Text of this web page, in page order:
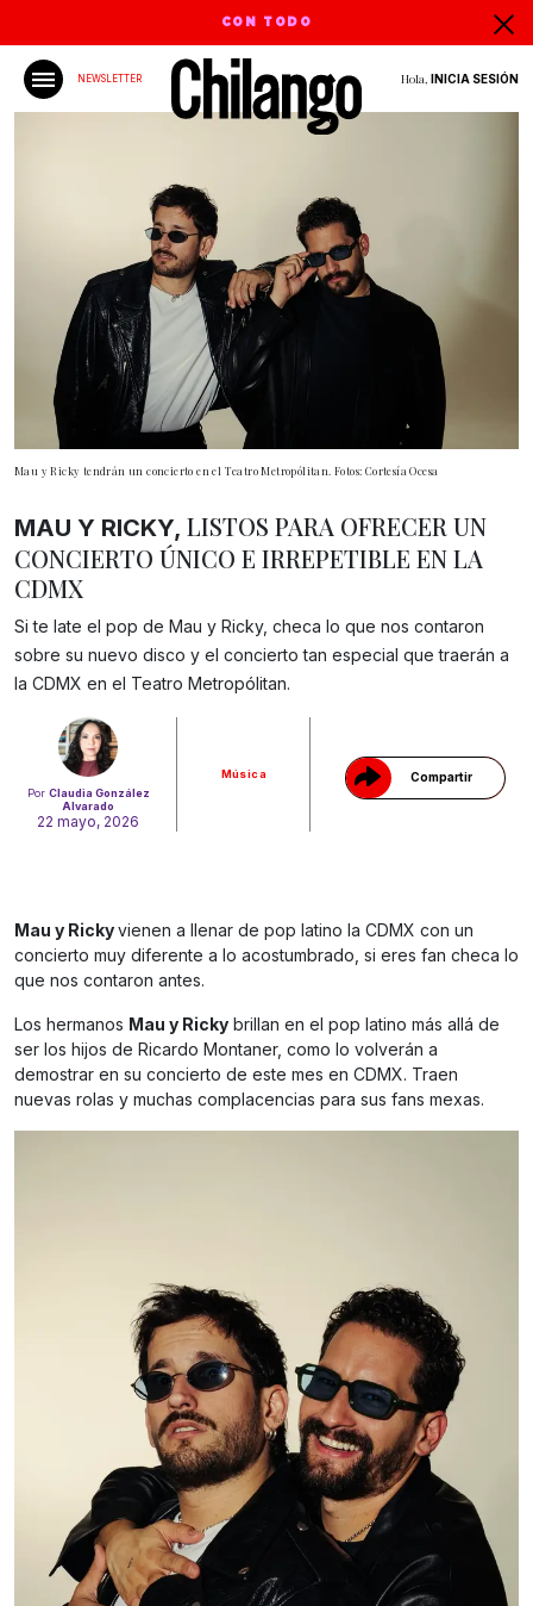
CON TODO
NEWSLETTER Hola, INICIA SESIÓN
Mau y Ricky tendrán un concierto en el Teatro Metropólitan. Fotos: Cortesía Ocesa
Por Claudia González
Alvarado
22 mayo, 2026
Música Compartir
Gracias!
MAU Y RICKY, LISTOS PARA OFRECER UN
CONCIERTO ÚNICO E IRREPETIBLE EN LA
CDMX
Si te late el pop de Mau y Ricky, checa lo que nos contaron
sobre su nuevo disco y el concierto tan especial que traerán a
la CDMX en el Teatro Metropólitan.
Mau y Rickyvienen a llenar de pop latino la CDMX con un
concierto muy diferente a lo acostumbrado, si eres fan checa lo
que nos contaron antes.
Los hermanos Mau y Ricky brillan en el pop latino más allá de
ser los hijos de Ricardo Montaner, como lo volverán a
demostrar en su concierto de este mes en CDMX. Traen
nuevas rolas y muchas complacencias para sus fans mexas.